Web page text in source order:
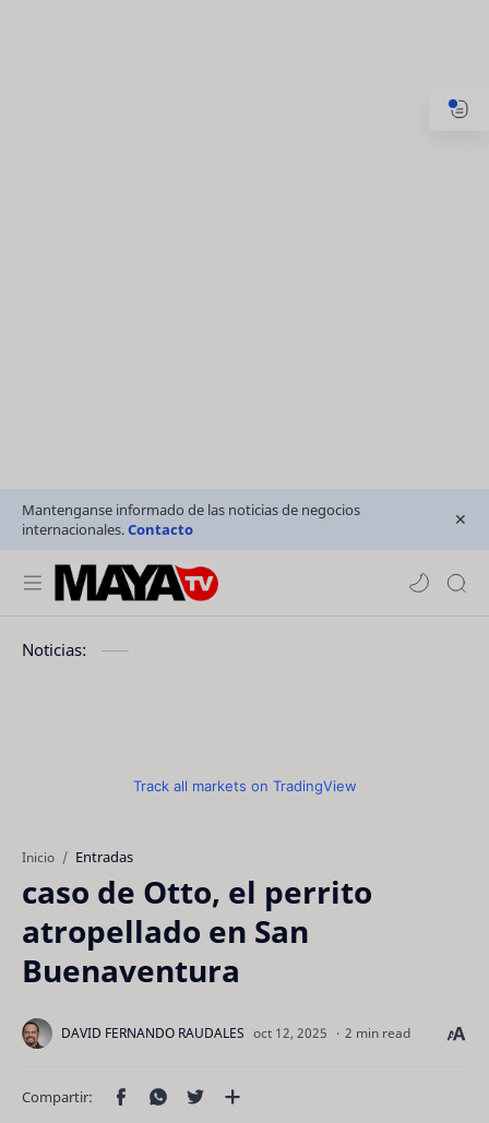
Mantenganse informado de las noticias de negocios
internacionales.Contacto
Noticias:
Track all markets on TradingView
Inicio Entradas
caso de Otto, el perrito
atropellado en San
Buenaventura
2 min read